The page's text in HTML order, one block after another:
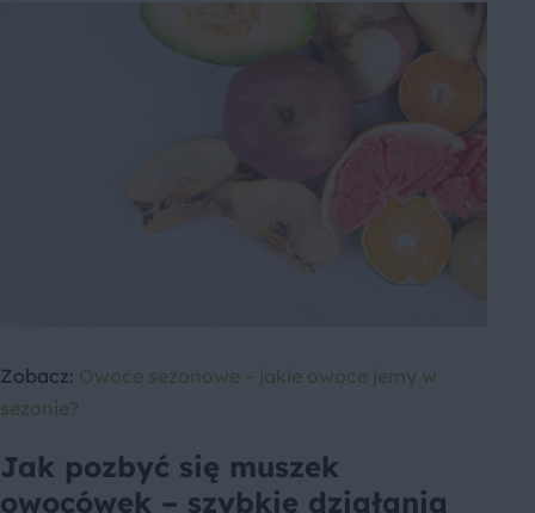
Zobacz: Owoce sezonowe – jakie owoce jemy w
sezonie?
Jak pozbyć się muszek
owocówek – szybkie działania